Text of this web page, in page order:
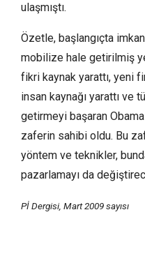
ulaşmıştı.
Özetle, başlangıçta
mobilize hale getirilmiş
fikri kaynak yarattı, yeni
insan kaynağı yarattı ve
getirmeyi başaran
zaferin sahibi oldu. Bu
yöntem ve teknikler,
pazarlamayı da
Pİ Dergisi, Mart 2009 sayısı